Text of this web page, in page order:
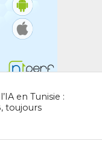
en Tunisie :
toujours